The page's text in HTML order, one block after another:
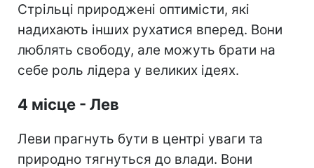
Стрільці природжені оптимісти, які
надихають інших рухатися вперед. Вони
люблять свободу, але можуть брати на
себе роль лідера у великих ідеях.
4 місце - Лев
Леви прагнуть бути в центрі уваги та
природно тягнуться до влади. Вони